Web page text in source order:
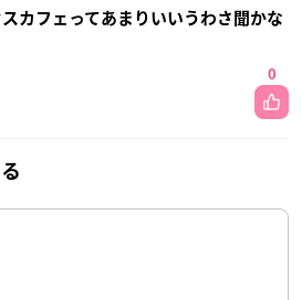
カフェってあまりいいうわさ聞かな
0